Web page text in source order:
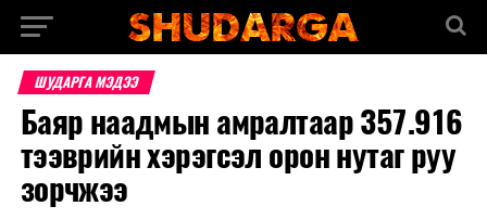
ШУДАРГА МЭДЭЭ
Баяр наадмын амралтаар 357.916
тээврийн хэрэгсэл орон нутаг руу
зорчжээ